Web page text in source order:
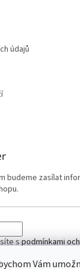
Vám
údajů
budeme zasílat
spodmínkami